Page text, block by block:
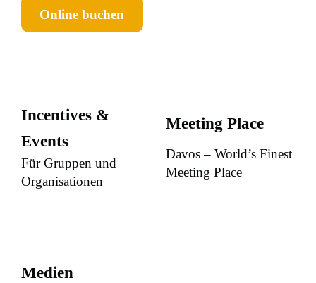
Online buchen
Incentives &
Events
Für Gruppen und
Organisationen
Meeting Place
Davos – World’s Finest
Meeting Place
Medien